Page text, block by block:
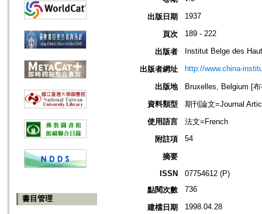
書目管理
出版日期 1937
頁次 189 - 222
出版者 Institut Belge des
出版者網址 http://www.china-
出版地
Bruxelles, Belgium [
資料類型
期刊論文=Journal
使用語言
法文=French
附註項
54
摘要
ISSN
07754612 (P)
點閱次數
736
建檔日期 1998.04.28